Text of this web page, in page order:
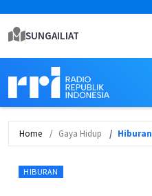
SUNGAILIAT
Home Gaya Hidup Hiburan
HIBURAN